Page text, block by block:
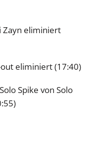
Zayn eliminiert
eliminiert (17:40)
Spike von Solo